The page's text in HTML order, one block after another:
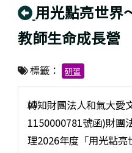
回上頁
用光點亮世界
教師生命成長營
標籤： 研習
轉知財團法人和氣大愛
1150000781號函)財團
理2026年度「用光點